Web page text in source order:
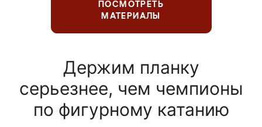
ПОСМОТРЕТЬ
МАТЕРИАЛЫ
Держим планку
серьезнее, чем чемпионы
по фигурному катанию